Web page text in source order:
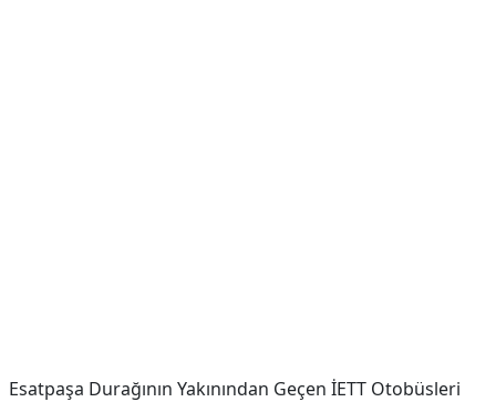
Esatpaşa Durağının Yakınından Geçen İETT Otobüsleri